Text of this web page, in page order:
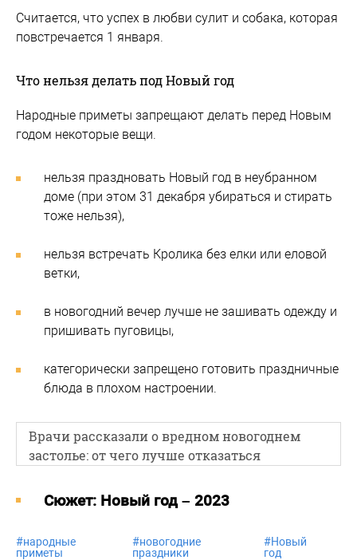
Считается, что успех в любви сулит и собака, которая
повстречается 1 января.
Что нельзя делать под Новый год
Народные приметы запрещают делать перед Новым
годом некоторые вещи.
нельзя праздновать Новый год в неубранном
доме (при этом 31 декабря убираться и стирать
тоже нельзя),
нельзя встречать Кролика без елки или еловой
ветки,
в новогодний вечер лучше не зашивать одежду и
пришивать пуговицы,
категорически запрещено готовить праздничные
блюда в плохом настроении.
Врачи рассказали о вредном новогоднем
застолье: от чего лучше отказаться
Cюжет: Новый год – 2023
#народные
приметы
#новогодние
праздники
#Новый
год